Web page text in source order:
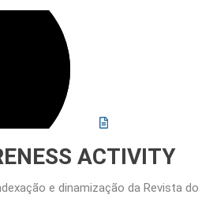
ACTIVITY
e dinamização da Revista do